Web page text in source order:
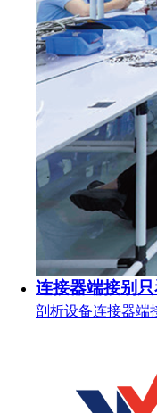
连接器端接别
剖析设备连接器端